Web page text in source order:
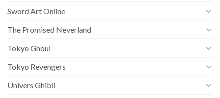
Sword Art Online
The Promised Neverland
Tokyo Ghoul
Tokyo Revengers
Univers Ghibli